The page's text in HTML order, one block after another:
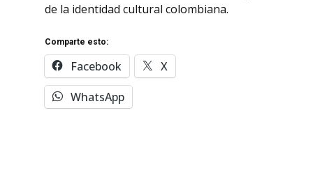
de la identidad cultural colombiana.
Comparte esto:
Facebook
X
WhatsApp